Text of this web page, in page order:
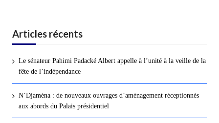
Articles récents
Le sénateur Pahimi Padacké Albert appelle à l’unité à la veille de la
fête de l’indépendance
N’Djaména : de nouveaux ouvrages d’aménagement réceptionnés
aux abords du Palais présidentiel